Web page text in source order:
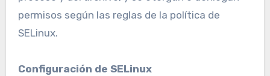
permisos según las reglas de la política de
SELinux.
Configuración de SELinux